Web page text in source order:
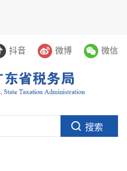
抖音 微博 微信